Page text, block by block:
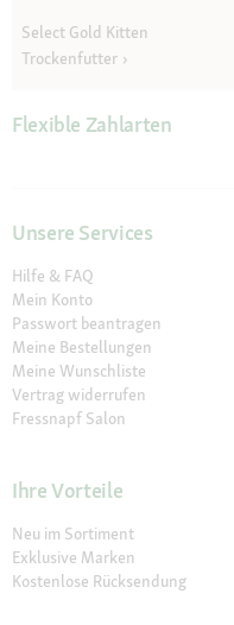
Select Gold Kitten
Trockenfutter
Flexible Zahlarten
Unsere Services
Hilfe & FAQ
Mein Konto
Passwort beantragen
Meine Bestellungen
Meine Wunschliste
Vertrag widerrufen
Fressnapf Salon
Ihre Vorteile
Neu im Sortiment
Exklusive Marken
Kostenlose Rücksendung